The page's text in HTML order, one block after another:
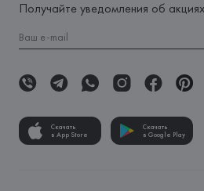
Получайте уведомления об
Скачать
в App Store
Скачать
в Google Play